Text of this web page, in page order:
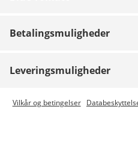
Betaling
Retur
Track din ordre
Blue World
Betalingsmuligheder
Leveringsmuligheder
Vilkår og betingelser